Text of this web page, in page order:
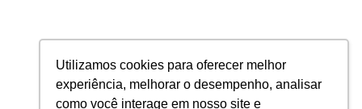
Utilizamos cookies para oferecer melhor
experiência, melhorar o desempenho, analisar
como você interage em nosso site e
lectus in aliquet rutrum,
sapien lacus ullamcorper
enim, tempor vestibulum